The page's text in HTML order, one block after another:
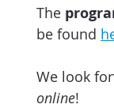
The
be found
We look
online!